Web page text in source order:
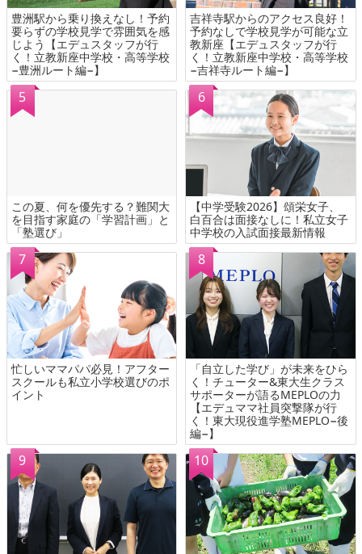
豊洲駅から乗り換えなし！予約
要らずの学校見学で雰囲気を感
じよう【エデュスタッフが行
く！立教新座中学校・高等学校
−豊洲ルート編−】
吉祥寺駅からのアクセス良好！
予約なしで学校見学が可能な立
教新座【エデュスタッフが行
く！立教新座中学校・高等学校
−吉祥寺ルート編−】
この夏、何を優先する？難関大
を目指す家庭の「学習計画」と
「塾選び」
【中学受験2026】頌栄女子、
白百合は面接なしに！私立女子
中学校の入試面接最新情報
忙しいママパパ必見！アフター
スクールも私立小学校選びのポ
イント
「自立した学び」が未来をひら
く！チューター&東大生クラス
サポーターが語るMEPLOの力
【エデュママ社員突撃隊が行
く！東大現役進学塾MEPLO−後
編−】